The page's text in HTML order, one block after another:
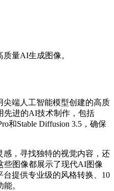
量AI生成图像。
端人工智能模型创建的高质
先进的AI技术制作，包括
和Stable Diffusion 3.5，确保
，寻找独特的视觉内容，还
些图像都展示了现代AI图像
提供专业级的风格转换、10
。